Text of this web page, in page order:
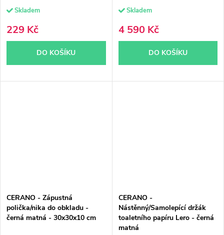
Skladem
229 Kč
DO KOŠÍKU
Skladem
4 590 Kč
DO KOŠÍKU
CERANO - Zápustná
polička/nika do obkladu -
černá matná - 30x30x10 cm
CERANO -
Nástěnný/Samolepící držák
toaletního papíru Lero - černá
matná